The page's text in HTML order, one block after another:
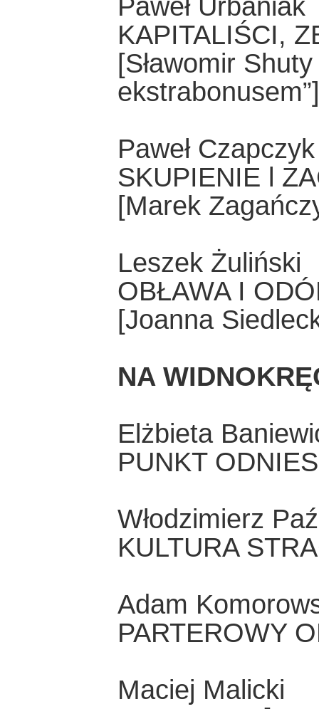
Paweł Urbaniak
KAPITALIŚCI,
[Sławomir
ekstrabonusem”]
Paweł Czapczyk
SKUPIENIE l
[Marek
Leszek Żuliński
OBŁAWA I
[Joanna
NA
Elżbieta
PUNKT
Włodzimierz
KULTURA
Adam
PARTEROWY
Maciej Malicki